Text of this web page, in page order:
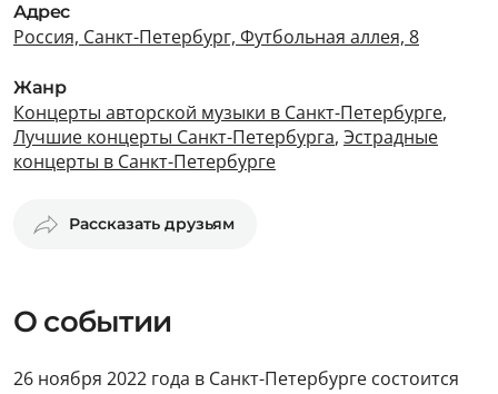
Адрес
Россия, Санкт-Петербург, Футбольная аллея, 8
Жанр
Концерты авторской музыки в Санкт-Петербурге,
Лучшие концерты Санкт-Петербурга, Эстрадные
концерты в Санкт-Петербурге
Рассказать друзьям
О событии
26 ноября 2022 года в Санкт-Петербурге состоится